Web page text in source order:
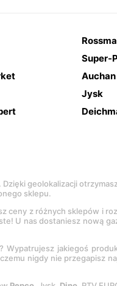
Super-
Jysk
geolokalizacji
sklepu.
ceny z różnych sklepów i
U nas dostaniesz nową
Wypatrujesz jakiegoś
nigdy nie przegapisz